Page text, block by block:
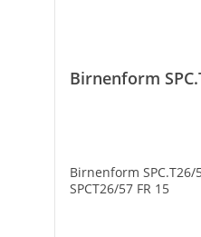
Birnenform
Birnenform SPC.T26/57 FR
SPCT26/57 FR 15